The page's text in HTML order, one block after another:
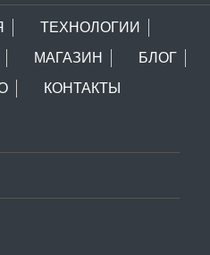
ТЕХНОЛОГИИ
МАГАЗИН
БЛОГ
КОНТАКТЫ